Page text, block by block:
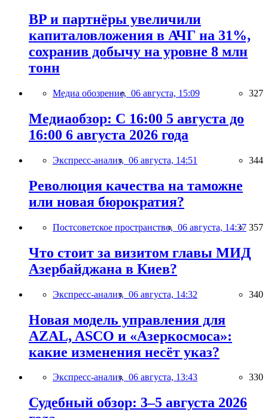
BP и партнёры увеличили
капиталовложения в АЧГ на 31%,
сохранив добычу на уровне 8 млн
тонн
Медиа обозрение, 06 августа, 15:09 327
Медиаобзор: С 16:00 5 августа до
16:00 6 августа 2026 года
Экспресс-анализ, 06 августа, 14:51 344
Революция качества на таможне
или новая бюрократия?
Постсоветское пространство, 06 августа, 14:37 357
Что стоит за визитом главы МИД
Азербайджана в Киев?
Экспресс-анализ, 06 августа, 14:32 340
Новая модель управления для
AZAL, ASCO и «Азеркосмоса»:
какие изменения несёт указ?
Экспресс-анализ, 06 августа, 13:43 330
Судебный обзор: 3–5 августа 2026